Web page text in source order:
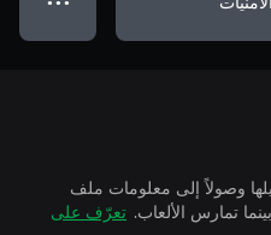
وصولاً إلى معلومات ملف
تعرّف على